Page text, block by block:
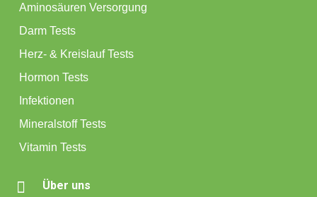
Aminosäuren Versorgung
Darm Tests
Herz- & Kreislauf Tests
Hormon Tests
Infektionen
Mineralstoff Tests
Vitamin Tests
 Über uns